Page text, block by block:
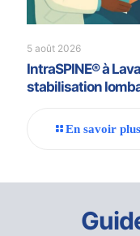
5 août 2026
IntraSPINE® à
stabilisation
En savoir plus